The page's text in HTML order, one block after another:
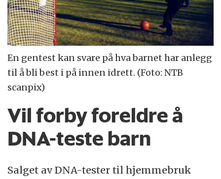
En gentest kan svare på hva barnet har anlegg
til å bli best i på innen idrett. (Foto: NTB
scanpix)
Vil forby foreldre å
DNA-teste barn
Salget av DNA-tester til hjemmebruk